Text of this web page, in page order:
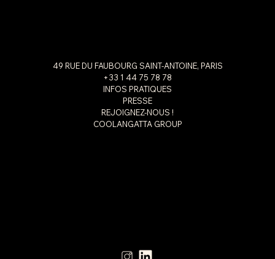
49 RUE DU FAUBOURG SAINT-ANTOINE, PARIS
+33 1 44 75 78 78
INFOS PRATIQUES
PRESSE
REJOIGNEZ-NOUS !
COOLANGATTA GROUP